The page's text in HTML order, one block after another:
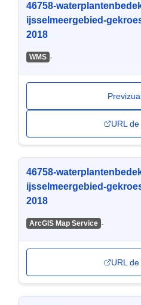
46758-
ijsselmeergebied-
2018
WMS -
URL
46758-
ijsselmeergebied-
2018
ArcGIS Map Service -
URL